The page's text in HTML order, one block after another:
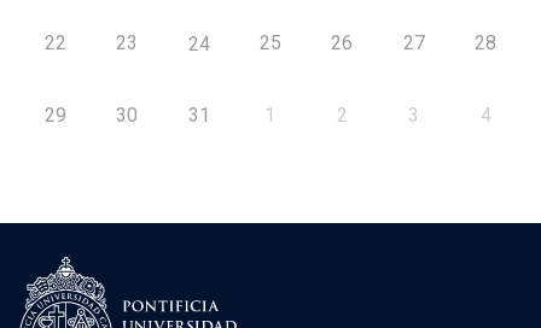
22 23 24 25 26 27 28
29 30 31 1 2 3 4